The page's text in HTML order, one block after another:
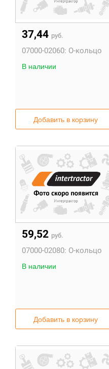
37,44 руб.
07000-02060: О-кольцо
В наличии
Добавить в корзину
59,52 руб.
07000-02080: О-кольцо
В наличии
Добавить в корзину